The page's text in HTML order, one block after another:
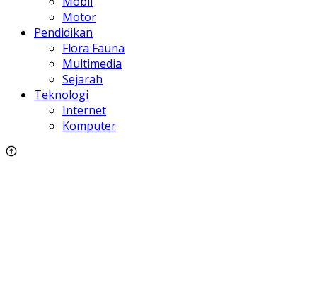
Motor
Pendidikan
Flora Fauna
Multimedia
Sejarah
Teknologi
Internet
Komputer